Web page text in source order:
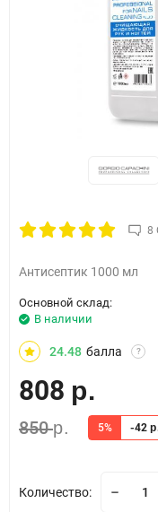
8
Антисептик 1000 мл
Основной склад:
В наличии
24.48 балла ?
808 р.
850р. 5% -42 р.
Количество: